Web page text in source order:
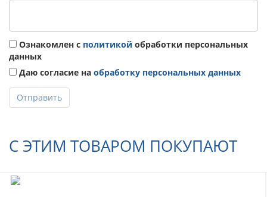
Ознакомлен с политикой обработки персональных
данных
Даю согласие на обработку персональных данных
Отправить
С ЭТИМ ТОВАРОМ ПОКУПАЮТ